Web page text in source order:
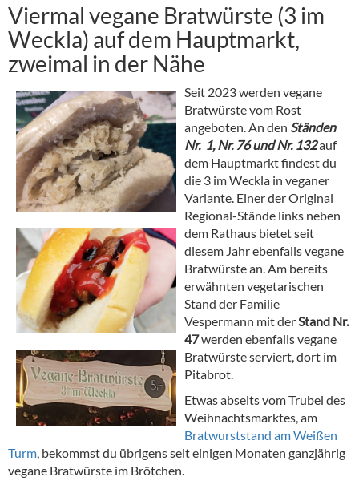
Viermal vegane Bratwürste (3 im
Weckla) auf dem Hauptmarkt,
zweimal in der Nähe
Seit 2023 werden vegane
Bratwürste vom Rost
angeboten. An den Ständen
Nr. 1, Nr. 76 und Nr. 132auf
dem Hauptmarkt findest du
die 3 im Weckla in veganer
Variante. Einer der Original
Regional-Stände links neben
dem Rathaus bietet seit
diesem Jahr ebenfalls vegane
Bratwürste an. Am bereits
erwähnten vegetarischen
Stand der Familie
Vespermann mit der Stand Nr.
47werden ebenfalls vegane
Bratwürste serviert, dort im
Pitabrot.
Etwas abseits vom Trubel des
Weihnachtsmarktes, am
Bratwurststand am Weißen
Turm , bekommst du übrigens seit einigen Monaten ganzjährig
vegane Bratwürste im Brötchen.